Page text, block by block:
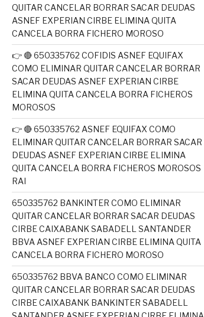
QUITAR CANCELAR BORRAR SACAR DEUDAS
ASNEF EXPERIAN CIRBE ELIMINA QUITA
CANCELA BORRA FICHERO MOROSO
👉 🔴 650335762 COFIDIS ASNEF EQUIFAX
COMO ELIMINAR QUITAR CANCELAR BORRAR
SACAR DEUDAS ASNEF EXPERIAN CIRBE
ELIMINA QUITA CANCELA BORRA FICHEROS
MOROSOS
👉 🔴 650335762 ASNEF EQUIFAX COMO
ELIMINAR QUITAR CANCELAR BORRAR SACAR
DEUDAS ASNEF EXPERIAN CIRBE ELIMINA
QUITA CANCELA BORRA FICHEROS MOROSOS
RAI
650335762 BANKINTER COMO ELIMINAR
QUITAR CANCELAR BORRAR SACAR DEUDAS
CIRBE CAIXABANK SABADELL SANTANDER
BBVA ASNEF EXPERIAN CIRBE ELIMINA QUITA
CANCELA BORRA FICHERO MOROSO
650335762 BBVA BANCO COMO ELIMINAR
QUITAR CANCELAR BORRAR SACAR DEUDAS
CIRBE CAIXABANK BANKINTER SABADELL